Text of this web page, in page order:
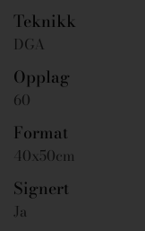
Teknikk
DGA
Opplag
60
Format
40x50cm
Signert
Ja